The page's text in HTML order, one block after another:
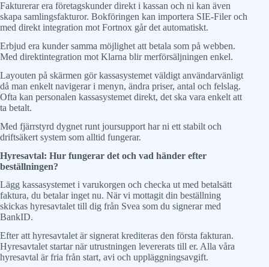
Fakturerar era företagskunder direkt i kassan och ni kan även
skapa samlingsfakturor. Bokföringen kan importera SIE-Filer och
med direkt integration mot Fortnox går det automatiskt.
Erbjud era kunder samma möjlighet att betala som på webben.
Med direktintegration mot Klarna blir merförsäljningen enkel.
Layouten på skärmen gör kassasystemet väldigt användarvänligt
då man enkelt navigerar i menyn, ändra priser, antal och felslag.
Ofta kan personalen kassasystemet direkt, det ska vara enkelt att
ta betalt.
Med fjärrstyrd dygnet runt joursupport har ni ett stabilt och
driftsäkert system som alltid fungerar.
Hyresavtal: Hur fungerar det och vad händer efter
beställningen?
Lägg kassasystemet i varukorgen och checka ut med betalsätt
faktura, du betalar inget nu. När vi mottagit din beställning
skickas hyresavtalet till dig från Svea som du signerar med
BankID.
Efter att hyresavtalet är signerat krediteras den första fakturan.
Hyresavtalet startar när utrustningen levererats till er. Alla våra
hyresavtal är fria från start, avi och uppläggningsavgift.